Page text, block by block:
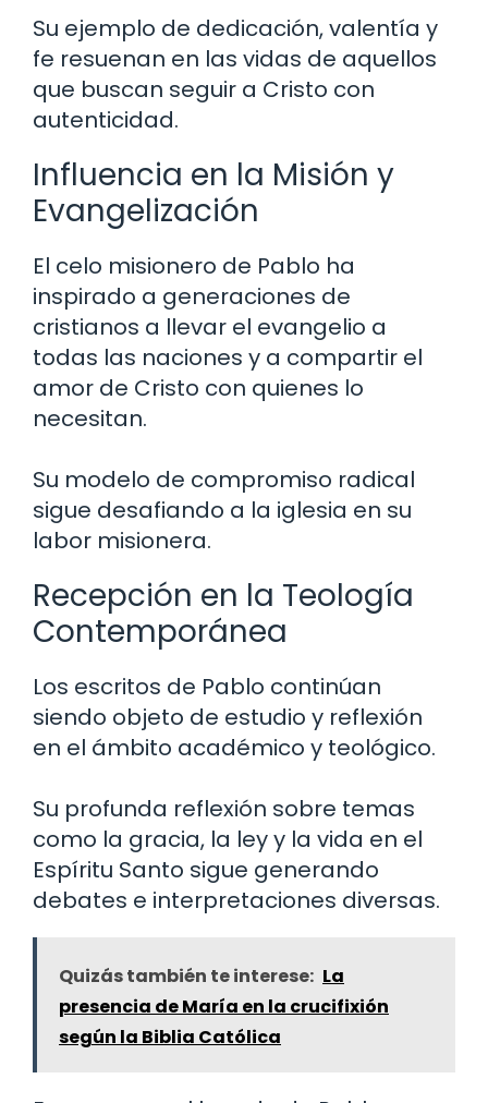
Su ejemplo de dedicación, valentía y
fe resuenan en las vidas de aquellos
que buscan seguir a Cristo con
autenticidad.
Influencia en la Misión y
Evangelización
El celo misionero de Pablo ha
inspirado a generaciones de
cristianos a llevar el evangelio a
todas las naciones y a compartir el
amor de Cristo con quienes lo
necesitan.
Su modelo de compromiso radical
sigue desafiando a la iglesia en su
labor misionera.
Recepción en la Teología
Contemporánea
Los escritos de Pablo continúan
siendo objeto de estudio y reflexión
en el ámbito académico y teológico.
Su profunda reflexión sobre temas
como la gracia, la ley y la vida en el
Espíritu Santo sigue generando
debates e interpretaciones diversas.
Quizás también te interese: La
presencia de María en la crucifixión
según la Biblia Católica